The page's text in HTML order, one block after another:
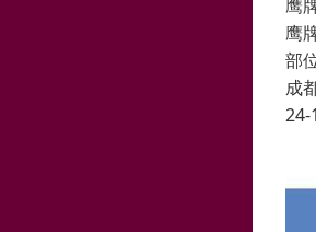
鹰
鹰
部
成
24-